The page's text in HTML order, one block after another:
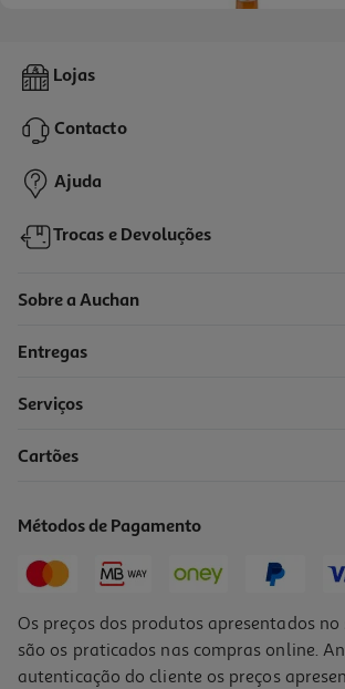
Refrigerante S/gás Auchan Laranja Limão
1,39 €
+0,10 € Depósito
Lojas
Contacto
Ajuda
Trocas e Devoluções
Sobre a Auchan
Entregas
Serviços
Cartões
Métodos de Pagamento
Os preços dos produtos apresentados
são os praticados nas compras online.
autenticação do cliente os preços